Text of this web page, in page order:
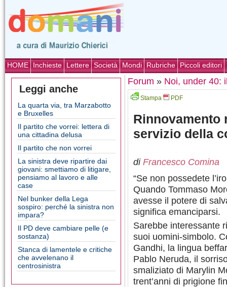
HOME Inchieste Lettere Società Mondi Rubriche Piccoli editori
Leggi anche
La quarta via, tra Marzabotto
e Bruxelles
Il partito che vorrei: lettera di
una cittadina delusa
Il partito che non vorrei
La sinistra deve ripartire dai
giovani: smettiamo di litigare,
pensiamo al lavoro e alle
case
Nel bunker della Lega
sospiro: perché la sinistra non
impara?
Il PD deve cambiare pelle (e
sostanza)
Stanca di lamentele e critiche
che avvelenano il
centrosinistra
Forum » Noi, under 40:
Stampa PDF
Rinnovamento
servizio della
diFrancesco Comina
“Se non possedete
Quando Tommaso
avesse il potere di
significa emanciparsi.
Sarebbe interessante
suoi uomini-simbolo.
Gandhi, la lingua
Pablo Neruda, il
smaliziato di Marylin
trent’anni di prigione